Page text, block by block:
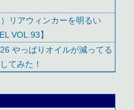
リアウィンカーを明るい
VOL.93】
やっぱりオイルが減ってる
てみた！